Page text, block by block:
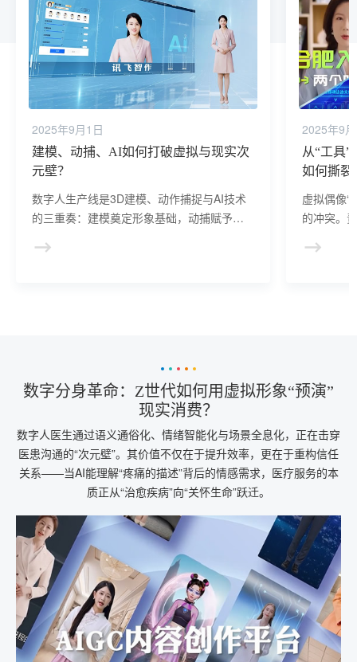
2025年9月1日
建模、动捕、AI如何打破虚拟与现实次
元壁？
数字人生产线是3D建模、动作捕捉与AI技术
的三重奏：建模奠定形象基础，动捕赋予动
字人正突破“工具属性”，向具备社会属性的
2025年9
从“工具
如何撕裂
虚拟偶像“
的冲突。
以及商业
数字分身革命：Z世代如何用虚拟形象“预演”
现实消费？
数字人医生通过语义通俗化、情绪智能化与场景全息化，正在击穿
医患沟通的“次元壁”。其价值不仅在于提升效率，更在于重构信任
关系——当AI能理解“疼痛的描述”背后的情感需求，医疗服务的本
质正从“治愈疾病”向“关怀生命”跃迁。